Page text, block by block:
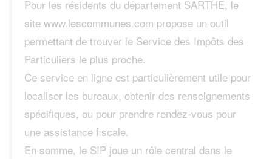
Pour les résidents du département SARTHE, le
site www.lescommunes.com propose un outil
permettant de trouver le Service des Impôts des
Particuliers le plus proche.
Ce service en ligne est particulièrement utile pour
localiser les bureaux, obtenir des renseignements
spécifiques, ou pour prendre rendez-vous pour
une assistance fiscale.
En somme, le SIP joue un rôle central dans le